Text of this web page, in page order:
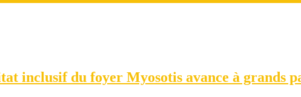
inclusif du foyer Myosotis avance à grands